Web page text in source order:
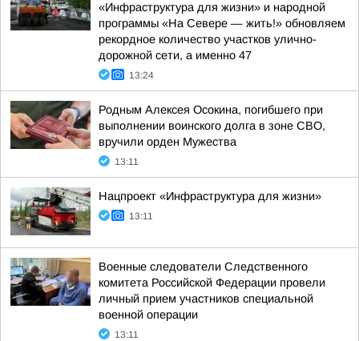
«Инфраструктура для жизни» и народной
программы «На Севере — жить!» обновляем
рекордное количество участков улично-
дорожной сети, а именно 47
13:24
Родным Алексея Осокина, погибшего при
выполнении воинского долга в зоне СВО,
вручили орден Мужества
13:11
Нацпроект «Инфраструктура для жизни»
13:11
Военные следователи Следственного
комитета Российской Федерации провели
личный прием участников специальной
военной операции
13:11